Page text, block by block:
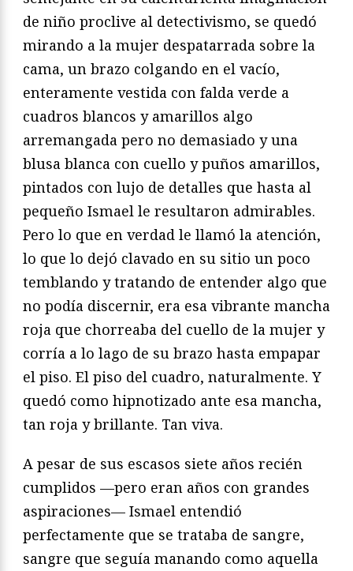
de niño proclive al detectivismo, se quedó
mirando a la mujer despatarrada sobre la
cama, un brazo colgando en el vacío,
enteramente vestida con falda verde a
cuadros blancos y amarillos algo
arremangada pero no demasiado y una
blusa blanca con cuello y puños amarillos,
pintados con lujo de detalles que hasta al
pequeño Ismael le resultaron admirables.
Pero lo que en verdad le llamó la atención,
lo que lo dejó clavado en su sitio un poco
temblando y tratando de entender algo que
no podía discernir, era esa vibrante mancha
roja que chorreaba del cuello de la mujer y
corría a lo lago de su brazo hasta empapar
el piso. El piso del cuadro, naturalmente. Y
quedó como hipnotizado ante esa mancha,
tan roja y brillante. Tan viva.
A pesar de sus escasos siete años recién
cumplidos —pero eran años con grandes
aspiraciones— Ismael entendió
perfectamente que se trataba de sangre,
sangre que seguía manando como aquella